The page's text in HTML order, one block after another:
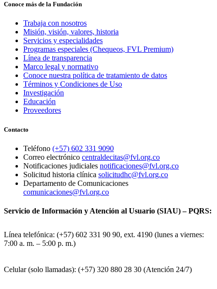
Conoce más de la Fundación
Trabaja con nosotros
Misión, visión, valores, historia
Servicios y especialidades
Programas especiales (Chequeos, FVL Premium)
Línea de transparencia
Marco legal y normativo
Conoce nuestra política de tratamiento de datos
Términos y Condiciones de Uso
Investigación
Educación
Proveedores
Contacto
Teléfono (+57) 602 331 9090
Correo electrónico centraldecitas@fvl.org.co
Notificaciones judiciales notificaciones@fvl.org.co
Solicitud historia clínica solicitudhc@fvl.org.co
Departamento de Comunicaciones
comunicaciones@fvl.org.co
Servicio de Información y Atención al Usuario (SIAU) – PQRS:
Línea telefónica: (+57) 602 331 90 90, ext. 4190 (lunes a viernes:
7:00 a. m. – 5:00 p. m.)
Celular (solo llamadas): (+57) 320 880 28 30 (Atención 24/7)